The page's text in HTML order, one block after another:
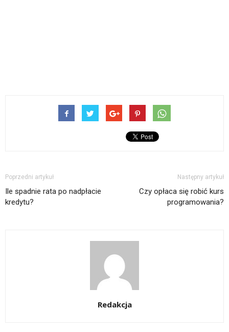
Poprzedni artykuł
Ile spadnie rata po nadpłacie
kredytu?
Następny artykuł
Czy opłaca się robić kurs
programowania?
Redakcja